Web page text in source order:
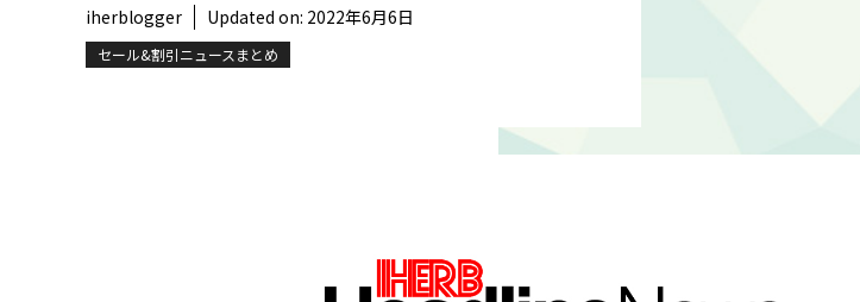
iherblogger Updated on: 2022年6月6日
セール&割引ニュースまとめ